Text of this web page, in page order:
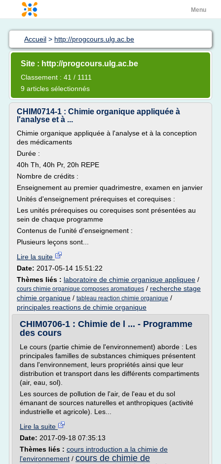
Menu
Accueil > http://progcours.ulg.ac.be
Site : http://progcours.ulg.ac.be
Classement : 41 / 1111
9 articles sélectionnés
CHIM0714-1 : Chimie organique appliquée à
l'analyse et à ...
Chimie organique appliquée à l'analyse et à la conception
des médicaments
Durée :
40h Th, 40h Pr, 20h REPE
Nombre de crédits :
Enseignement au premier quadrimestre, examen en janvier
Unités d'enseignement prérequises et corequises :
Les unités prérequises ou corequises sont présentées au
sein de chaque programme
Contenus de l'unité d'enseignement :
Plusieurs leçons sont...
Lire la suite
Date: 2017-05-14 15:51:22
Thèmes liés : laboratoire de chimie organique appliquee /
cours chimie organique composes aromatiques / recherche stage
chimie organique / tableau reaction chimie organique /
principales reactions de chimie organique
CHIM0706-1 : Chimie de l ... - Programme
des cours
Le cours (partie chimie de l'environnement) aborde : Les
principales familles de substances chimiques présentent
dans l'environnement, leurs propriétés ainsi que leur
distribution et transport dans les différents compartiments
(air, eau, sol).
Les sources de pollution de l'air, de l'eau et du sol
émanant de sources naturelles et anthropiques (activité
industrielle et agricole). Les...
Lire la suite
Date: 2017-09-18 07:35:13
Thèmes liés : cours introduction a la chimie de
l'environnement / cours de chimie de